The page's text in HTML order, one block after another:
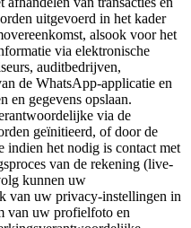
uitgevoerd in het kader
alsook voor het
via elektronische
auditbedrijven,
de WhatsApp-applicatie en
en gegevens opslaan.
via de
geïnitieerd, of door de
het nodig is contact met
van de rekening (live-
kunnen uw
van uw privacy-instellingen in
van uw profielfoto en